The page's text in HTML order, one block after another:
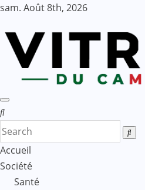
Skip
content
sam. Août 8th, 2026
Accueil
Société
Santé